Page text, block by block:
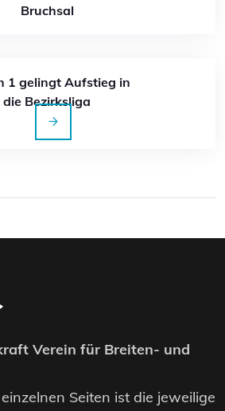
Bruchsal
1 gelingt Aufstieg in
die Bezirksliga
Verein für Breiten- und
Seiten ist die jeweilige